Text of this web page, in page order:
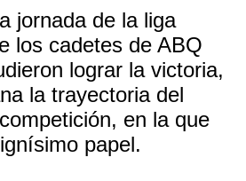
jornada de la liga
los cadetes de ABQ
lograr la victoria,
la trayectoria del
en la que
papel.